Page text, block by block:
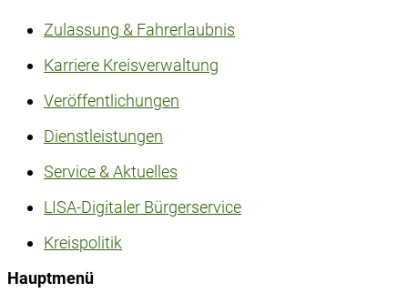
Zulassung & Fahrerlaubnis
Karriere Kreisverwaltung
Veröffentlichungen
Dienstleistungen
Service & Aktuelles
LISA-Digitaler Bürgerservice
Kreispolitik
Hauptmenü